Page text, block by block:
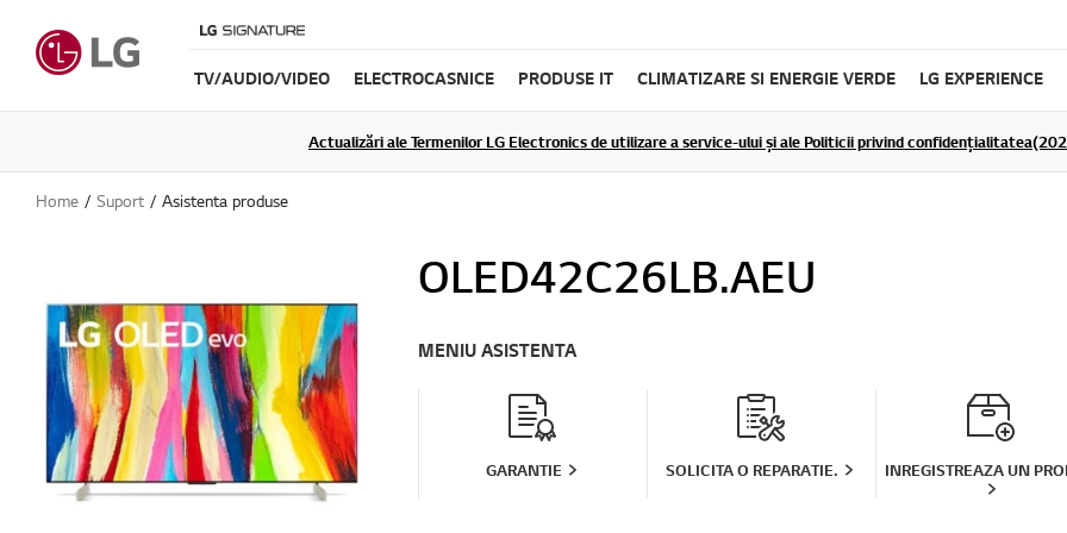
TV/AUDIO/VIDEO ELECTROCASNICE PRODUSE IT CLIMATIZARE SI ENERGIE VERDE LG EXPERIENCE
Actualizări ale Termenilor LG Electronics de utilizare a service-ului și ale Politicii privind
Home Suport Asistenta produse
OLED42C26LB.AEU
MENIU ASISTENTA
GARANTIE SOLICITA O REPARATIE. INREGISTREAZA UN